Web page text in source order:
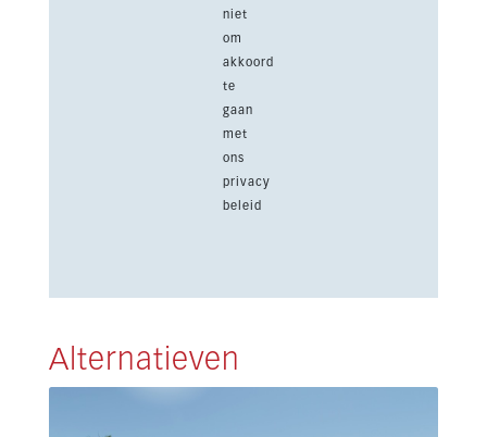
niet
om
akkoord
te
gaan
met
ons
privacy
beleid
Alternatieven